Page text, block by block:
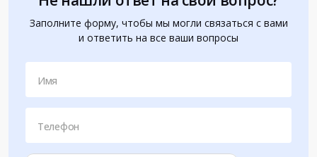
Заполните форму, чтобы мы могли связаться с вами
и ответить на все ваши вопросы
Имя
Телефон